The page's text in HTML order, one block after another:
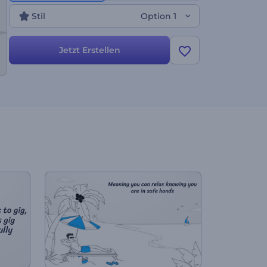
beeindruckend? Verpassen Sie nicht Ihre Chance,
sofort und kostenlos eine super-einprägsame
Whiteboard Animation zu erstellen.
Stil Option 1
Jetzt Erstellen